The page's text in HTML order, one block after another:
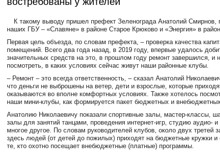
К такому выводу пришел префект Зеленограда Анатолий Смирнов,
наших ГБУ – «Славяне» в районе Старое Крюково и «Энергия» в
Первая цель объезда, по словам префекта, – проверка качества
помещений. Всего два года назад, в 2019 году, впервые удалось
значительных средств на это, в прошлом году ремонт завершился, и
посмотреть, в каких условиях сейчас живут наши районные клубы.
– Ремонт – это всегда ответственность, – сказал Анатолий
что деньги не выброшены на ветер, дети и взрослые, которые
оказываются во вполне комфортных условиях. Также хотелось
наши мини-клубы, как формируется пакет бюджетных и
Анатолию Николаевичу показали спортивные залы, мастер-классы,
залы для занятий танцами, проведения интернет-игр, студию аудио- и
многое другое. По словам руководителей клубов, около двух третей
здесь людей (от детей до пожилых) приходят на бюджетные кружки и
те, кто охотно посещает внебюджетные (платные) программы.